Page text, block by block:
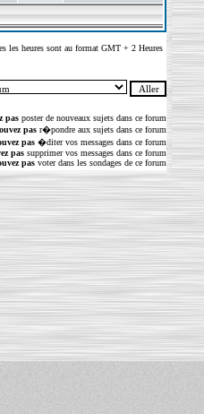
les heures sont au format GMT + 2 Heures
pasposter de nouveaux sujets dans ce forum
pasr�pondre aux sujets dans ce forum
pas�diter vos messages dans ce forum
passupprimer vos messages dans ce forum
pasvoter dans les sondages de ce forum